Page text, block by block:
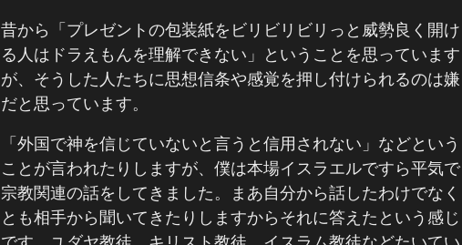
昔から「プレゼントの包装紙をビリビリビリっと威勢良く開け
る人はドラえもんを理解できない」ということを思っています
が、そうした人たちに思想信条や感覚を押し付けられるのは嫌
だと思っています。
「外国で神を信じていないと言うと信用されない」などという
ことが言われたりしますが、僕は本場イスラエルですら平気で
宗教関連の話をしてきました。まあ自分から話したわけでなく
とも相手から聞いてきたりしますからそれに答えたという感じ